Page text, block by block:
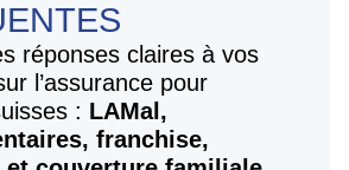
réponses claires à vos
l’assurance pour
: LAMal,
franchise,